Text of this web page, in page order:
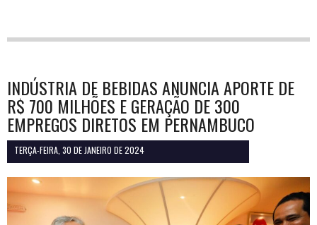
INDÚSTRIA DE BEBIDAS ANUNCIA APORTE DE
R$ 700 MILHÕES E GERAÇÃO DE 300
EMPREGOS DIRETOS EM PERNAMBUCO
TERÇA-FEIRA, 30 DE JANEIRO DE 2024